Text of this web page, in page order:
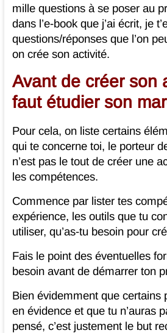
mille questions à se poser au
dans l’e-book que j’ai écrit, je
questions/réponses que l’on
on crée son activité.
Avant de créer son
faut étudier son
Pour cela, on liste certains
qui te concerne toi, le porteur
n’est pas le tout de créer une
les compétences.
Commence par lister tes
expérience, les outils que tu
utiliser, qu’as-tu besoin pour
Fais le point des éventuelles
besoin avant de démarrer ton
Bien évidemment que certains
en évidence et que tu n’auras
pensé, c’est justement le but